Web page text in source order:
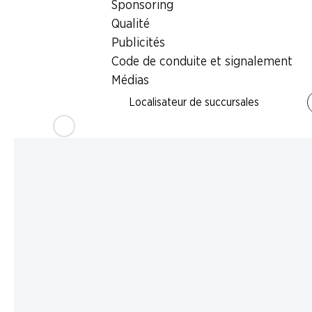
Sponsoring
Qualité
Publicités
Code de conduite et signalement
Médias
Localisateur de succursales